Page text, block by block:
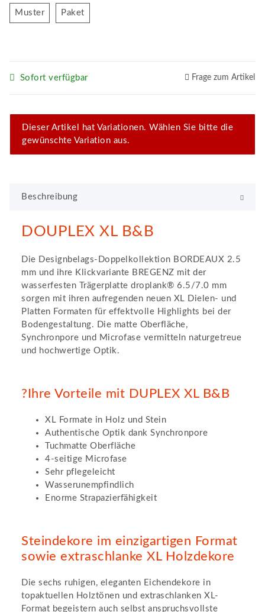
MusterMusterPaketPaket
Sofort verfügbar Frage zum Artikel
x
Dieser Artikel hat Variationen. Wählen Sie bitte die
gewünschte Variation aus.
Beschreibung
DOUPLEX XL B&B
Die Designbelags-Doppelkollektion BORDEAUX 2.5
mm und ihre Klickvariante BREGENZ mit der
wasserfesten Trägerplatte droplank® 6.5/7.0 mm
sorgen mit ihren aufregenden neuen XL Dielen- und
Platten Formaten für effektvolle Highlights bei der
Bodengestaltung. Die matte Oberfläche,
Synchronpore und Microfase vermitteln naturgetreue
und hochwertige Optik.
?Ihre Vorteile mit DUPLEX XL B&B
XL Formate in Holz und Stein
Authentische Optik dank Synchronpore
Tuchmatte Oberfläche
4-seitige Microfase
Sehr pflegeleicht
Wasserunempfindlich
Enorme Strapazierfähigkeit
Steindekore im einzigartigen Format
sowie extraschlanke XL Holzdekore
Die sechs ruhigen, eleganten Eichendekore in
topaktuellen Holztönen und extraschlanken XL-
Format begeistern auch selbst anspruchsvollste